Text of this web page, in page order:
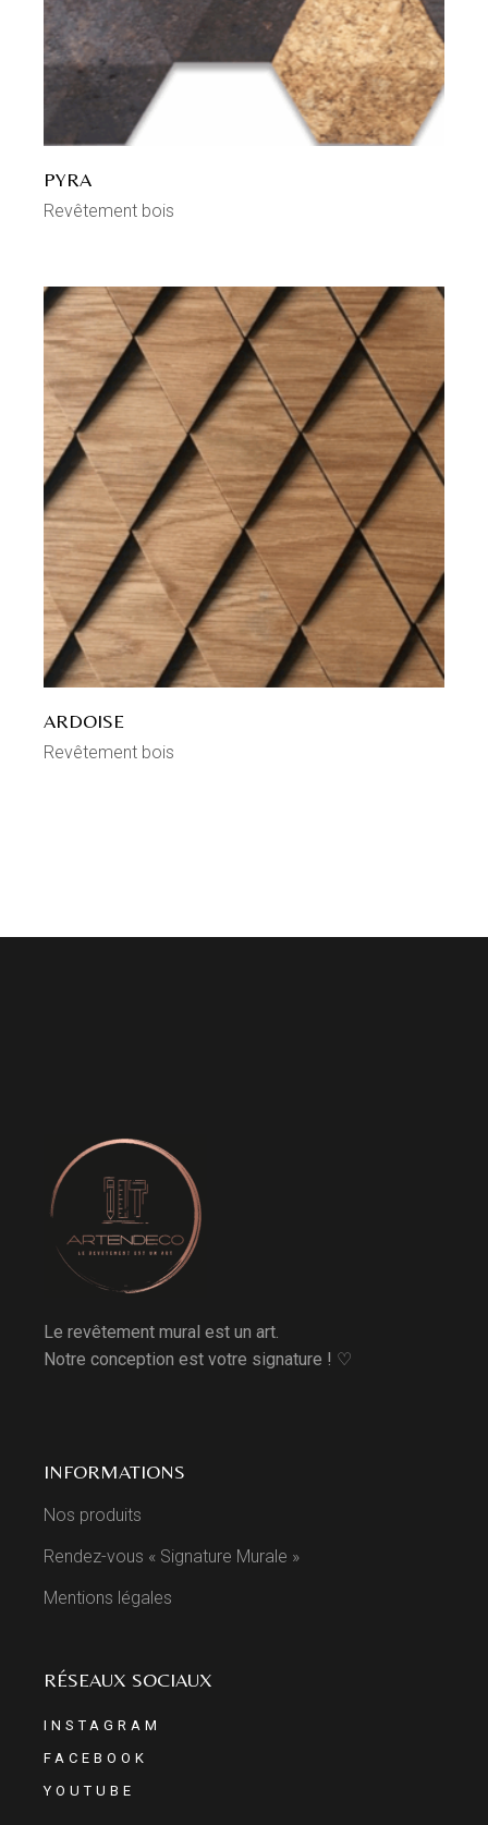
PYRA
Revêtement bois
ARDOISE
Revêtement bois
Le revêtement mural est un art.
Notre conception est votre signature ! ♡
INFORMATIONS
Nos produits
Rendez-vous « Signature Murale »
Mentions légales
RÉSEAUX SOCIAUX
INSTAGRAM
FACEBOOK
YOUTUBE